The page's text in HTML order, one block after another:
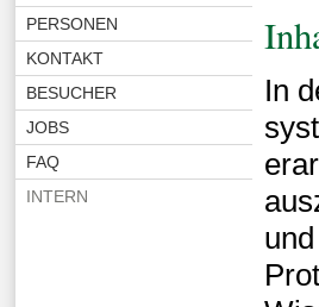
PERSONEN
KONTAKT
BESUCHER
JOBS
FAQ
INTERN
In